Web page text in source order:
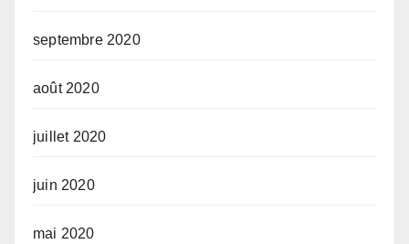
septembre 2020
août 2020
juillet 2020
juin 2020
mai 2020